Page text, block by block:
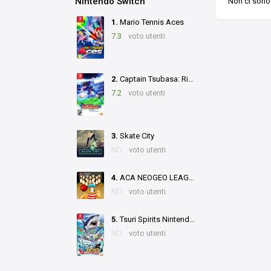
1. Mario Tennis Aces
7.3
voto utenti
2. Captain Tsubasa: Rise of New Champions
7.2
voto utenti
3. Skate City
ND
voto utenti
4. ACA NEOGEO LEAGUE BOWLING
ND
voto utenti
5. Tsuri Spirits Nintendo Switch Version
ND
voto utenti